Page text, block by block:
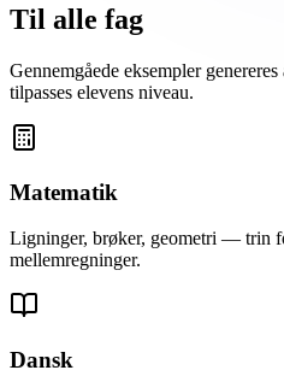
Til alle fag
Gennemgåede eksempler
tilpasses elevens niveau.
Matematik
Ligninger, brøker, geometri — trin
mellemregninger.
Dansk